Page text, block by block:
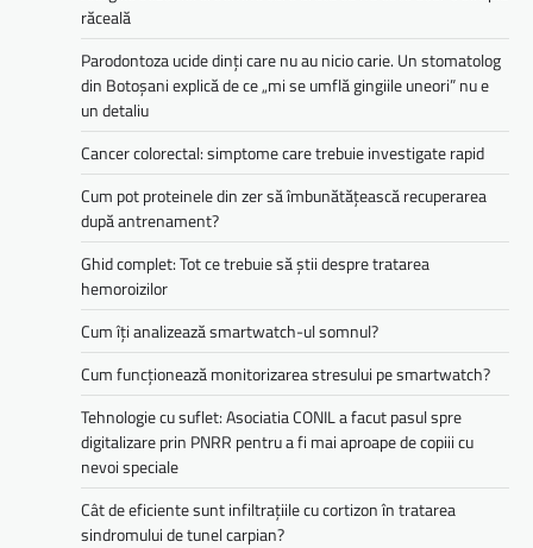
răceală
Parodontoza ucide dinți care nu au nicio carie. Un stomatolog
din Botoșani explică de ce „mi se umflă gingiile uneori” nu e
un detaliu
Cancer colorectal: simptome care trebuie investigate rapid
Cum pot proteinele din zer să îmbunătățească recuperarea
după antrenament?
Ghid complet: Tot ce trebuie să știi despre tratarea
hemoroizilor
Cum îți analizează smartwatch-ul somnul?
Cum funcționează monitorizarea stresului pe smartwatch?
Tehnologie cu suflet: Asociatia CONIL a facut pasul spre
digitalizare prin PNRR pentru a fi mai aproape de copiii cu
nevoi speciale
Cât de eficiente sunt infiltrațiile cu cortizon în tratarea
sindromului de tunel carpian?